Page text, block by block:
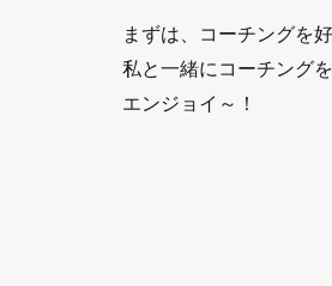
まずは、コーチングを
私と一緒にコーチング
エンジョイ～！